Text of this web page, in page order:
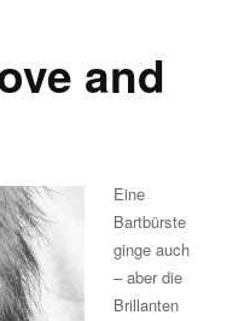
and
Eine
Bartbürste
ginge auch
– aber die
Brillanten